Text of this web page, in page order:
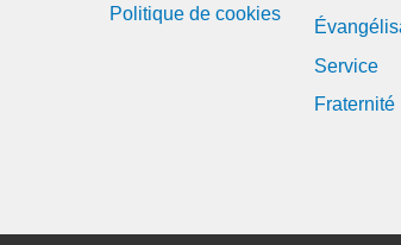
Politique de cookies
Service
Fraternité